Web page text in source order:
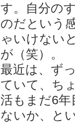
す。自分の
のだという
ゃいけない
が（笑）。
最近は、ず
ていて、ち
活もまだ6
ないか、と